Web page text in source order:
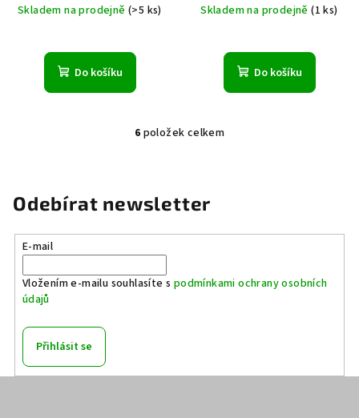
Skladem na prodejně(>5 ks)
Do košíku
Skladem na prodejně(1 ks)
Do košíku
O
á
d
a
p
v
6 položek celkem
Odebírat newsletter
E-mail
Vložením e-mailu souhlasíte s podmínkami ochrany osobních
údajů
Přihlásit se